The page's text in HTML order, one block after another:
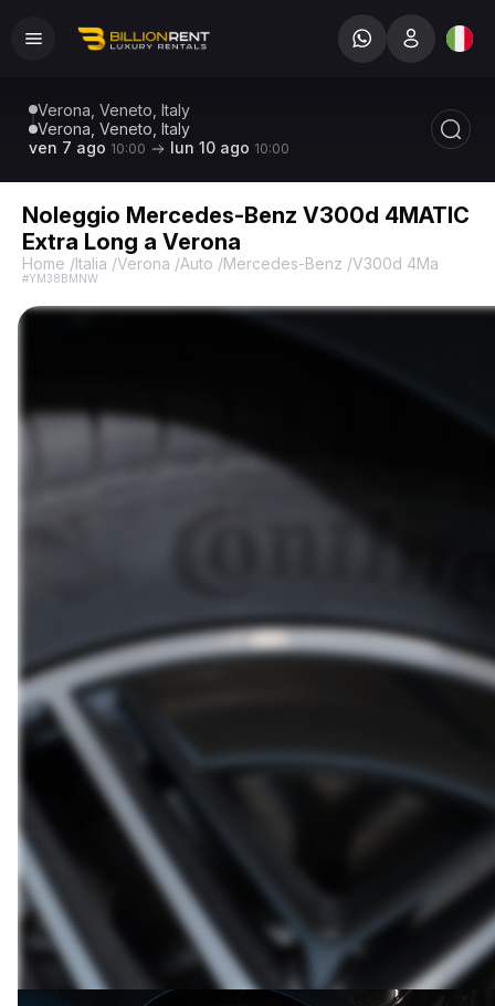
Verona, Veneto, Italy
Verona, Veneto, Italy
ven 7 ago 10:00 lun 10 ago 10:00
Noleggio Mercedes-Benz V300d 4MATIC
Extra Long a Verona
Home /Italia /Verona /Auto /Mercedes-Benz /V300d 4Matic
#YM38BMNW